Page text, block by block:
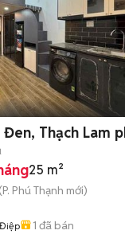
Đen, Thạch Lam
25 m²
(P. Phú Thạnh mới)
1 đã bán